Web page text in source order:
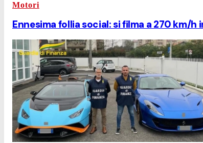
Motori
Ennesima follia social: si filma a 270 km/